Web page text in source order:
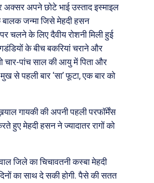
अपने छोटे भाई उस्ताद इस्माइल
जन्मा जिसे मेहदी हसन
चलने के लिए दैवीय रोशनी मिली हुई
के बीच बकरियां चराने और
चार-पांच साल की आयु में पिता और
पहली बार ‘सा’ फूटा, एक बार को
गायकी की अपनी पहली परफॉर्मेंस
हुए मेहदी हसन ने ज्यादातर रागों को
जिले का चिचावतनी कस्बा मेहदी
का साथ दे सकी होगी. पैसे की सतत